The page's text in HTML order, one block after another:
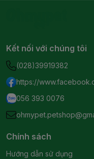
Kết nối với chúng tôi
(028)39919382
https://
056 393 0076
Chính sách
Hướng dẫn sử dụng